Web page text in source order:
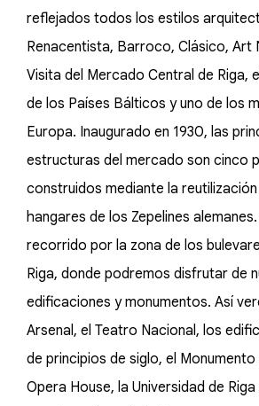
reflejados todos los estilos
Renacentista, Barroco, Clásico, Art
Visita del Mercado Central de Riga,
de los Países Bálticos y uno de los
Europa. Inaugurado en 1930, las
estructuras del mercado son cinco
construidos mediante la
hangares de los Zepelines
recorrido por la zona de los
Riga, donde podremos disfrutar de
edificaciones y monumentos. Así
Arsenal, el Teatro Nacional, los
de principios de siglo, el
Opera House, la Universidad de